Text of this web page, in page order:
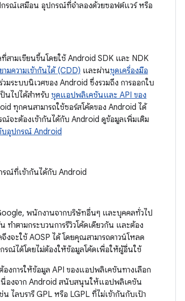
รณ์เสมือน อุปกรณ์ที่จำลองด้วยซอฟต์แวร์ หรือ
ามเขียนขึ้นโดยใช้ Android SDK และ NDK
ามความเข้ากันได้ (CDD) และผ่านชุดเครื่องมือ
ระบบนิเวศของ Android ซึ่งรวมถึง การออกใบ
นไปได้สำหรับ ชุดแอปพลิเคชันและ API ของ
ทุกคนสามารถใช้ซอร์สโค้ดของ Android ได้
จะต้องเข้ากันได้กับ Android ดูข้อมูลเพิ่มเติม
บอุปกรณ์ Android
รณ์ที่เข้ากันได้กับ Android
พนักงานจากบริษัทอื่นๆ และบุคคลทั่วไป
ำตามกระบวนการรีวิวโค้ดเดียวกัน และต้อง
จะใช้ AOSP ได้ โดยคุณสามารถดาวน์โหลด
รณ์ได้โดยไม่ต้องให้ข้อมูลโค้ดเพื่อให้ผู้อื่นใช้
งการให้ข้อมูล API ของแอปพลิเคชันทางเลือก
นื่องจาก Android สนับสนุนให้แอปพลิเคชัน
ไลบรารี GPL หรือ LGPL ที่ไม่เข้ากันกับเป้า